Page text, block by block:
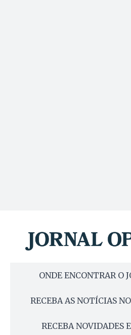
ONDE ENCONTRAR O
RECEBA AS NOTÍCIAS
RECEBA NOVIDADES